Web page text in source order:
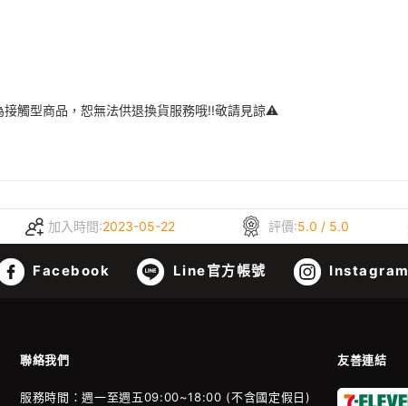
觸型商品，恕無法供退換貨服務哦!!敬請見諒⚠️
加入時間:2023-05-22 評價:5.0 / 5.0
Facebook Line官方帳號 Instagram
聯絡我們 友善連結
服務時間：週一至週五09:00~18:00 (不含國定假日)